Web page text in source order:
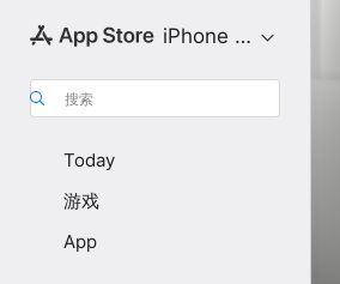
iPhone 专区
搜索
Today
游戏
App